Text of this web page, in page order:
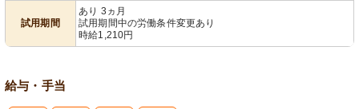
試用期間
あり 3ヵ月
試用期間中の労働条件変更あり
時給1,210円
給与・手当